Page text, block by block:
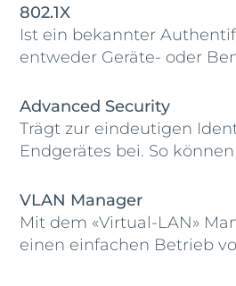
802.1X
Ist ein bekannter
entweder Geräte- oder
Advanced Security
Trägt zur eindeutigen
Endgerätes bei. So
VLAN Manager
Mit dem «Virtual-LAN»
einen einfachen Betrieb